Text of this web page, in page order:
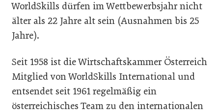
WorldSkills dürfen im Wettbewerbsjahr nicht
älter als 22 Jahre alt sein (Ausnahmen bis 25
Jahre).
Seit 1958 ist die Wirtschaftskammer Österreich
Mitglied von WorldSkills International und
entsendet seit 1961 regelmäßig ein
österreichisches Team zu den internationalen